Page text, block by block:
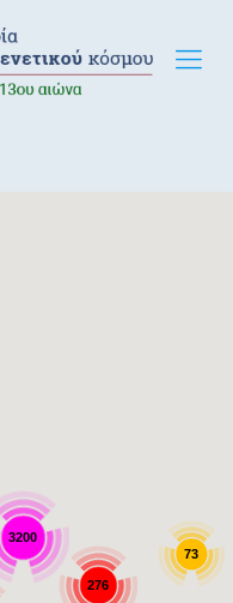
3200
276
73